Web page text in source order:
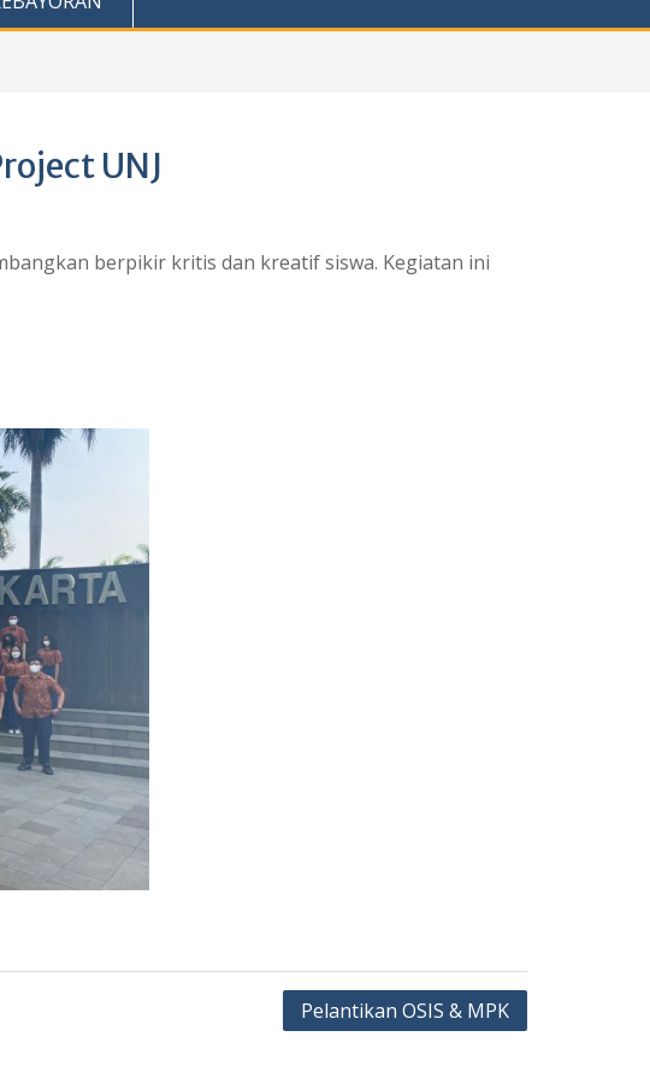
UNJ
berpikir kritis dan kreatif siswa. Kegiatan ini
Pelantikan OSIS & MPK